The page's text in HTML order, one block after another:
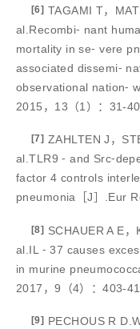
[6] TAGAMI T，
al.Recombi⁃ nant
mortality in se⁃ vere
associated dissemi⁃
observational nation⁃
2015，13（1）：31-40
[7] ZAHLTEN J，
al.TLR9 ⁃ and
factor 4 controls
pneumonia［J］.Eur
[8] SCHAUER A E
al.IL ⁃ 37 causes
in murine
2017，9（4）：403-
[9] PECHOUS R